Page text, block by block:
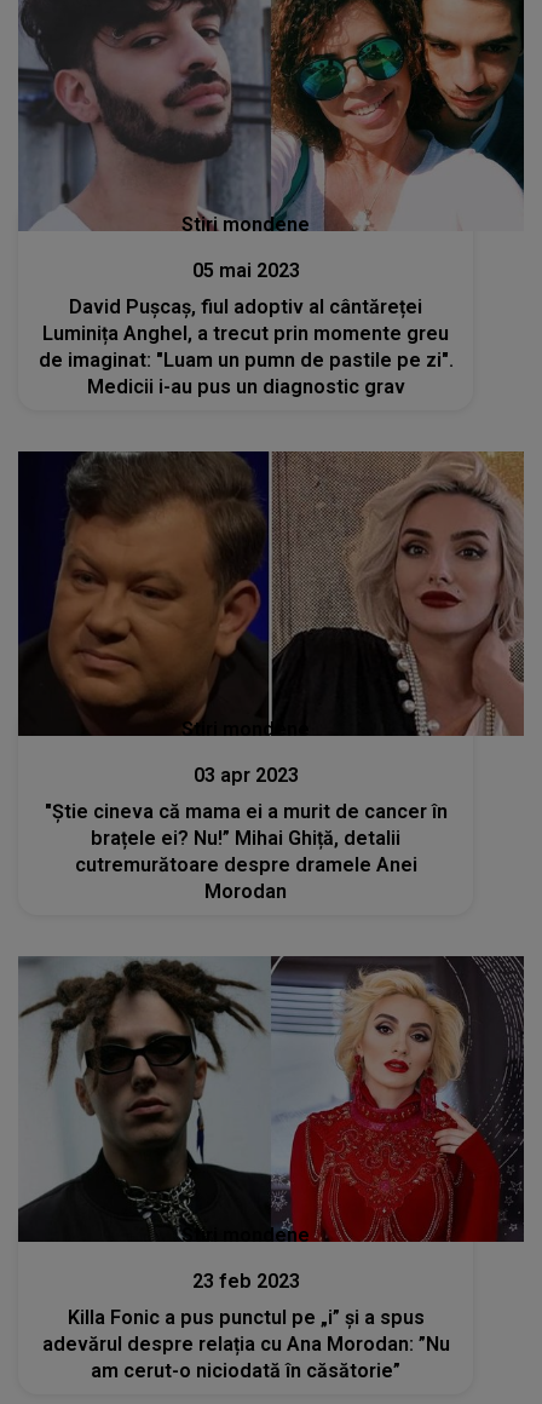
Stiri mondene
05 mai 2023
David Pușcaș, fiul adoptiv al cântăreței
Luminița Anghel, a trecut prin momente greu
de imaginat: "Luam un pumn de pastile pe zi".
Medicii i-au pus un diagnostic grav
Stiri mondene
03 apr 2023
"Știe cineva că mama ei a murit de cancer în
brațele ei? Nu!” Mihai Ghiță, detalii
cutremurătoare despre dramele Anei
Morodan
Stiri mondene
23 feb 2023
Killa Fonic a pus punctul pe „i” și a spus
adevărul despre relația cu Ana Morodan: ”Nu
am cerut-o niciodată în căsătorie”